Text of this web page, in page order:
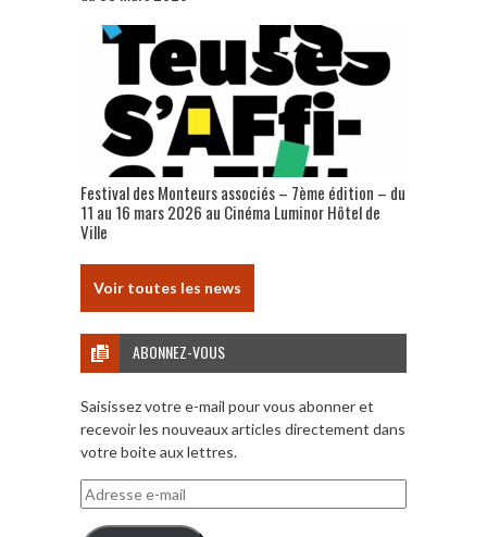
Festival des Monteurs associés – 7ème édition – du
11 au 16 mars 2026 au Cinéma Luminor Hôtel de
Ville
Voir toutes les news
ABONNEZ-VOUS
Saisissez votre e-mail pour vous abonner et
recevoir les nouveaux articles directement dans
votre boite aux lettres.
Adresse
e-